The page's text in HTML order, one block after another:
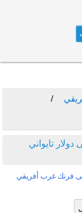
تايواني
فرنك غرب أفريقي